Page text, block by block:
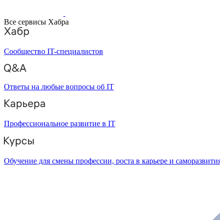
Все сервисы Хабра
Сообщество IT-специалистов
Ответы на любые вопросы об IT
Профессиональное развитие в IT
Обучение для смены профессии, роста в карьере и